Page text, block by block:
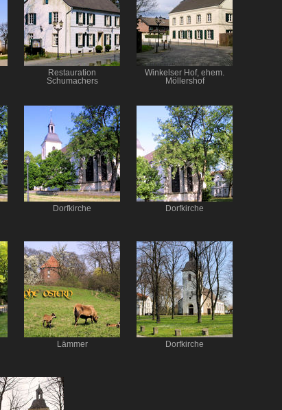
Restauration
Schumachers
Winkelser Hof, ehem.
Möllershof
Dorfkirche Dorfkirche
Lämmer Dorfkirche